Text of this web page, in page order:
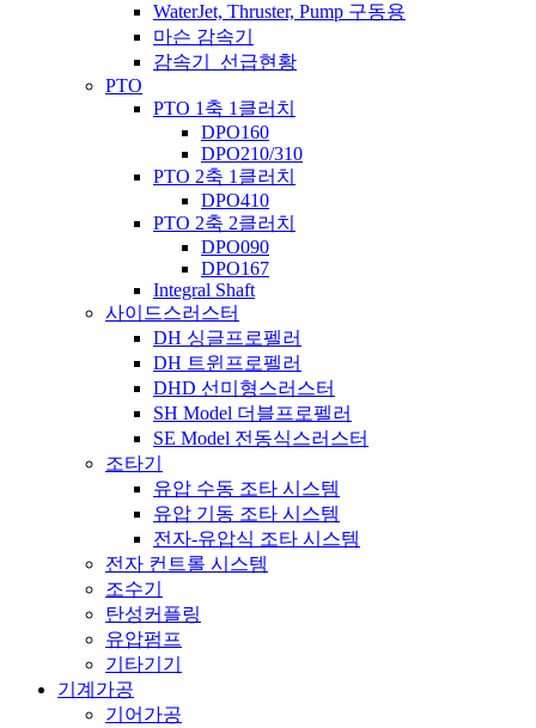
WaterJet, Thruster, Pump 구동용
마슨 감속기
감속기_선급현황
PTO
PTO 1축 1클러치
DPO160
DPO210/310
PTO 2축 1클러치
DPO410
PTO 2축 2클러치
DPO090
DPO167
Integral Shaft
사이드스러스터
DH 싱글프로펠러
DH 트윈프로펠러
DHD 선미형스러스터
SH Model 더블프로펠러
SE Model 전동식스러스터
조타기
유압 수동 조타 시스템
유압 기동 조타 시스템
전자-유압식 조타 시스템
전자 컨트롤 시스템
조수기
탄성커플링
유압펌프
기타기기
기계가공
기어가공